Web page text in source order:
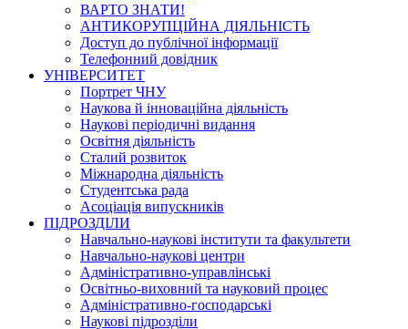
ВАРТО ЗНАТИ!
АНТИКОРУПЦІЙНА ДІЯЛЬНІСТЬ
Доступ до публічної інформації
Телефонний довідник
УНІВЕРСИТЕТ
Портрет ЧНУ
Наукова й інноваційна діяльність
Наукові періодичні видання
Освітня діяльність
Сталий розвиток
Міжнародна діяльність
Студентська рада
Асоціація випускників
ПІДРОЗДІЛИ
Навчально-наукові інститути та факультети
Навчально-наукові центри
Адміністративно-управлінські
Освітньо-виховний та науковий процес
Адміністративно-господарські
Наукові підрозділи